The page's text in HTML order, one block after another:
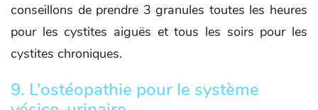
conseillons de prendre 3 granules toutes les heures
pour les cystites aiguës et tous les soirs pour les
cystites chroniques.
9. L’ostéopathie pour le système